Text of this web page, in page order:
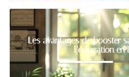
Les avantages de booster
l’éducation en